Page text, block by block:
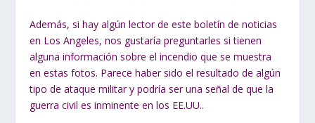
Además, si hay algún lector de este boletín de noticias
en Los Angeles, nos gustaría preguntarles si tienen
alguna información sobre el incendio que se muestra
en estas fotos. Parece haber sido el resultado de algún
tipo de ataque militar y podría ser una señal de que la
guerra civil es inminente en los EE.UU..